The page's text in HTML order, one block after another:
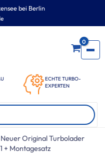
bei Berlin
ECHTE TURBO-
EXPERTEN
0
Neuer Original Turbolader
+ Montagesatz